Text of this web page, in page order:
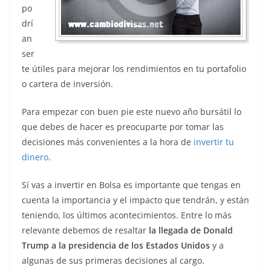
po
drí
an
ser
te útiles para mejorar los rendimientos en tu portafolio
o cartera de inversión.
Para empezar con buen pie este nuevo año bursátil lo
que debes de hacer es preocuparte por tomar las
decisiones más convenientes a la hora de invertir tu
dinero.
Sí vas a invertir en Bolsa es importante que tengas en
cuenta la importancia y el impacto que tendrán, y están
teniendo, los últimos acontecimientos. Entre lo más
relevante debemos de resaltar la llegada de Donald
Trump a la presidencia de los Estados Unidos y a
algunas de sus primeras decisiones al cargo.